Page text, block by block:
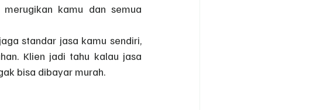
kamu dan semua
standar jasa kamu sendiri,
Klien jadi tahu kalau jasa
bisa dibayar murah.